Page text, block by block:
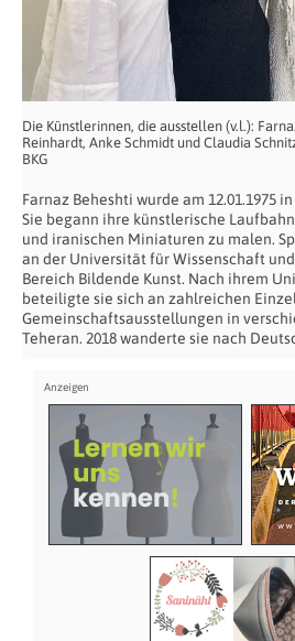
Die Künstlerinnen, die ausstellen (v.l.):
Reinhardt, Anke Schmidt und Claudia
BKG
Farnaz Beheshti wurde am 12.01.1975
Sie begann ihre künstlerische
und iranischen Miniaturen zu malen.
an der Universität für Wissenschaft
Bereich Bildende Kunst. Nach ihrem
beteiligte sie sich an zahlreichen
Gemeinschaftsausstellungen in
Teheran. 2018 wanderte sie nach